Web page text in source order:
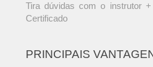
Tira dúvidas com o instrutor
Certificado
PRINCIPAIS